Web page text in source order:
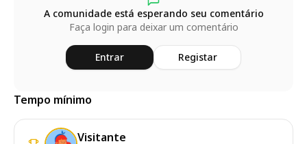
A comunidade está esperando seu comentário
Faça login para deixar um comentário
Entrar Registar
Tempo mínimo
Visitante